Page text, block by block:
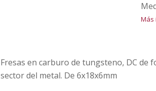
Más
Fresas en carburo de tungsteno, DC
sector del metal. De 6x18x6mm